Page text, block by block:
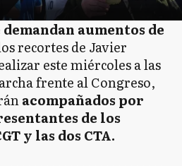
aumentos de
recortes de Javier
este miércoles a las
frente al Congreso,
acompañados por
de los
y las dos CTA.